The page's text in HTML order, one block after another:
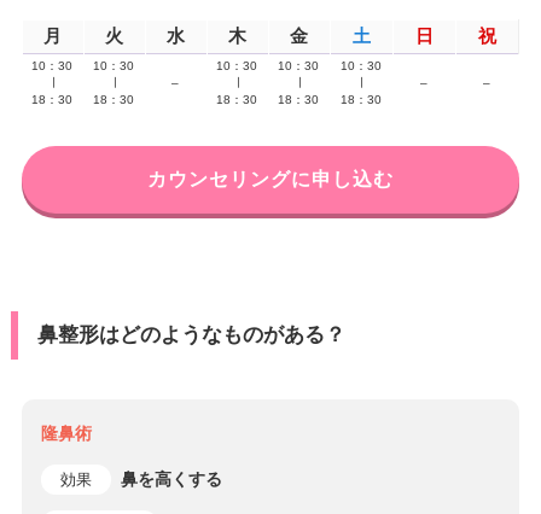
月 火 水 木 金 土 日 祝
10：30
18：30
10：30
18：30
–
10：30
18：30
10：30
18：30
10：30
18：30
– –
カウンセリングに申し込む
鼻整形はどのようなものがある？
隆鼻術
効果 鼻を高くする